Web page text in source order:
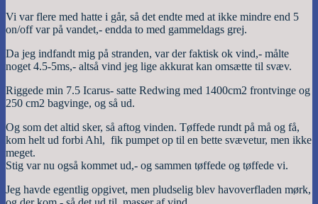
Vi var flere med hatte i går, så det endte med at ikke mindre end 5
on/off var på vandet,- endda to med gammeldags grej.
Da jeg indfandt mig på stranden, var der faktisk ok vind,- målte
noget 4.5-5ms,- altså vind jeg lige akkurat kan omsætte til svæv.
Riggede min 7.5 Icarus- satte Redwing med 1400cm2 frontvinge og
250 cm2 bagvinge, og så ud.
Og som det altid sker, så aftog vinden. Tøffede rundt på må og få,
kom helt ud forbi Ahl, fik pumpet op til en bette svævetur, men ikke
meget.
Stig var nu også kommet ud,- og sammen tøffede og tøffede vi.
Jeg havde egentlig opgivet, men pludselig blev havoverfladen mørk,